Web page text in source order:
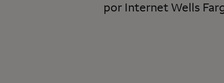
por Internet Wells